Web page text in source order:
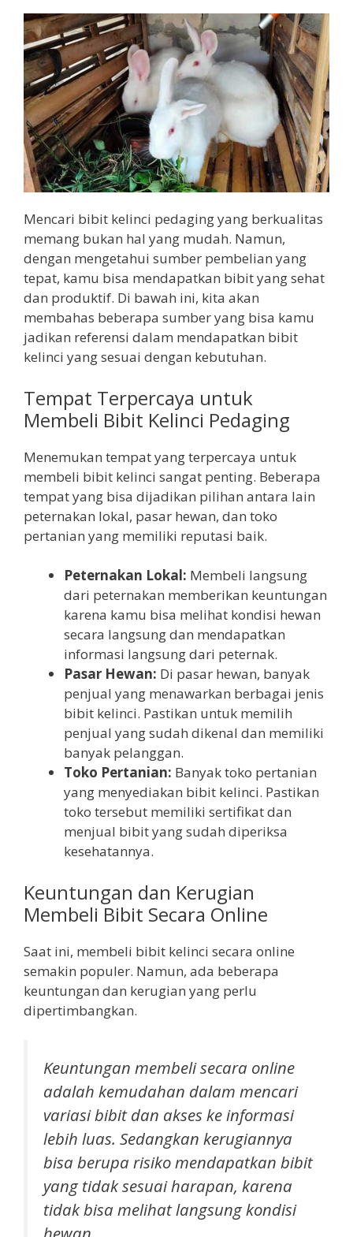
Mencari bibit kelinci pedaging yang berkualitas
memang bukan hal yang mudah. Namun,
dengan mengetahui sumber pembelian yang
tepat, kamu bisa mendapatkan bibit yang sehat
dan produktif. Di bawah ini, kita akan
membahas beberapa sumber yang bisa kamu
jadikan referensi dalam mendapatkan bibit
kelinci yang sesuai dengan kebutuhan.
Tempat Terpercaya untuk
Membeli Bibit Kelinci Pedaging
Menemukan tempat yang terpercaya untuk
membeli bibit kelinci sangat penting. Beberapa
tempat yang bisa dijadikan pilihan antara lain
peternakan lokal, pasar hewan, dan toko
pertanian yang memiliki reputasi baik.
Peternakan Lokal: Membeli langsung
dari peternakan memberikan keuntungan
karena kamu bisa melihat kondisi hewan
secara langsung dan mendapatkan
informasi langsung dari peternak.
Pasar Hewan: Di pasar hewan, banyak
penjual yang menawarkan berbagai jenis
bibit kelinci. Pastikan untuk memilih
penjual yang sudah dikenal dan memiliki
banyak pelanggan.
Toko Pertanian: Banyak toko pertanian
yang menyediakan bibit kelinci. Pastikan
toko tersebut memiliki sertifikat dan
menjual bibit yang sudah diperiksa
kesehatannya.
Keuntungan dan Kerugian
Membeli Bibit Secara Online
Saat ini, membeli bibit kelinci secara online
semakin populer. Namun, ada beberapa
keuntungan dan kerugian yang perlu
dipertimbangkan.
Keuntungan membeli secara online
adalah kemudahan dalam mencari
variasi bibit dan akses ke informasi
lebih luas. Sedangkan kerugiannya
bisa berupa risiko mendapatkan bibit
yang tidak sesuai harapan, karena
tidak bisa melihat langsung kondisi